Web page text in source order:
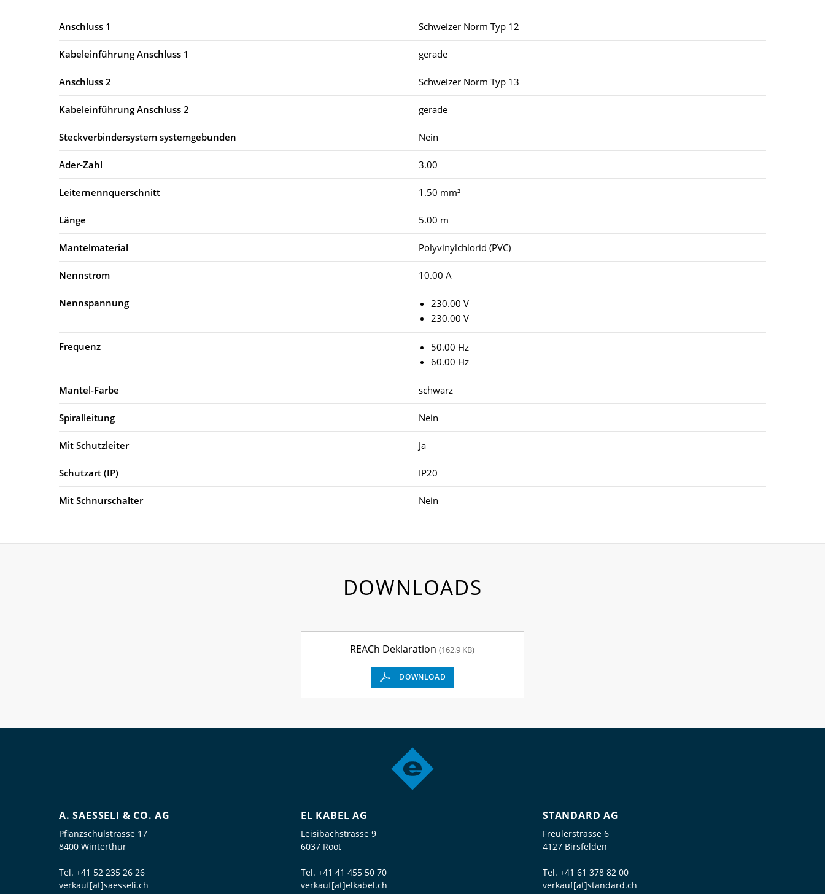
Anschluss 1 Schweizer Norm Typ 12
Kabeleinführung Anschluss 1 gerade
Anschluss 2 Schweizer Norm Typ 13
Kabeleinführung Anschluss 2 gerade
Steckverbindersystem systemgebunden Nein
Ader-Zahl 3.00
Leiternennquerschnitt 1.50 mm²
Länge 5.00 m
Mantelmaterial Polyvinylchlorid (PVC)
Nennstrom 10.00 A
Nennspannung
230.00 V
230.00 V
Frequenz
50.00 Hz
60.00 Hz
Mantel-Farbe schwarz
Spiralleitung Nein
Mit Schutzleiter Ja
Schutzart (IP) IP20
Mit Schnurschalter Nein
DOWNLOADS
REACh Deklaration(162.9 KB)
DOWNLOAD
A. SAESSELI & CO. AG
Pflanzschulstrasse 17
8400 Winterthur
Tel. +41 52 235 26 26
verkauf[at]saesseli.ch
EL KABEL AG
Leisibachstrasse 9
6037 Root
Tel. +41 41 455 50 70
verkauf[at]elkabel.ch
STANDARD AG
Freulerstrasse 6
4127 Birsfelden
Tel. +41 61 378 82 00
verkauf[at]standard.ch